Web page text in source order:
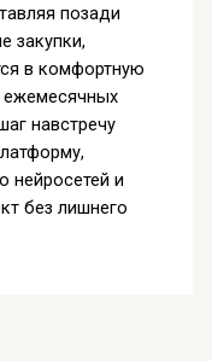
позади
закупки,
в комфортную
ежемесячных
навстречу
нейросетей и
без лишнего